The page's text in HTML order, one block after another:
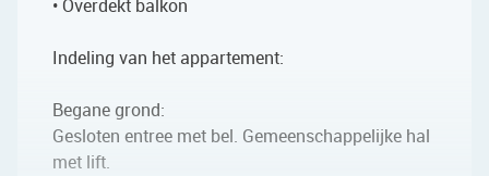
• Overdekt balkon
Indeling van het appartement:
Begane grond:
Gesloten entree met bel. Gemeenschappelijke hal
met lift.